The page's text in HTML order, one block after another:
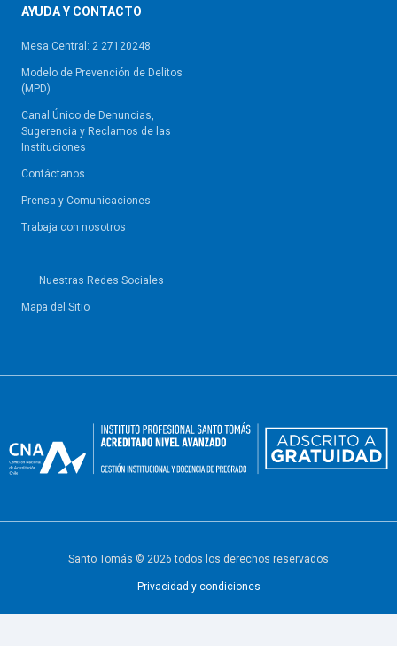
AYUDA Y CONTACTO
Mesa Central: 2 27120248
Modelo de Prevención de Delitos
(MPD)
Canal Único de Denuncias,
Sugerencia y Reclamos de las
Instituciones
Contáctanos
Prensa y Comunicaciones
Trabaja con nosotros
Nuestras Redes Sociales
Mapa del Sitio
Santo Tomás © 2026 todos los derechos reservados
Privacidad y condiciones